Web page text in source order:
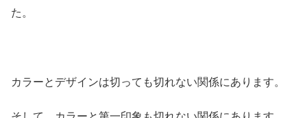
た。
カラーとデザインは切っても切れない関係にあります。